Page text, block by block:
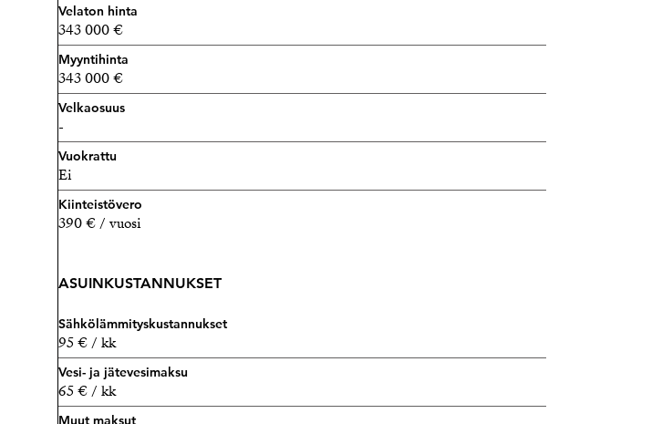
Velaton hinta
343 000 €
Myyntihinta
343 000 €
Velkaosuus
-
Vuokrattu
Ei
Kiinteistövero
390 € / vuosi
ASUINKUSTANNUKSET
Sähkölämmityskustannukset
95 € / kk
Vesi- ja jätevesimaksu
65 € / kk
Muut maksut